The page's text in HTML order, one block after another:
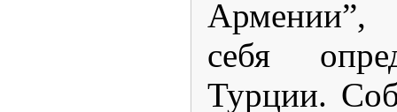
себя
Турции.